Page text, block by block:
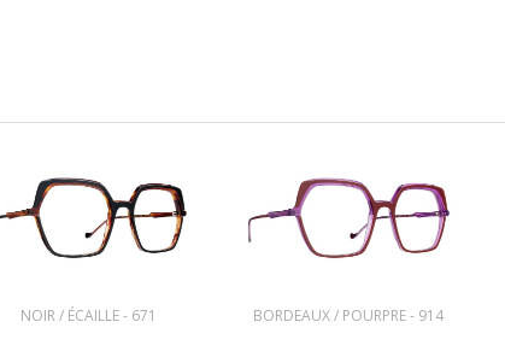
NOIR / ÉCAILLE - 671 BORDEAUX / POURPRE - 914